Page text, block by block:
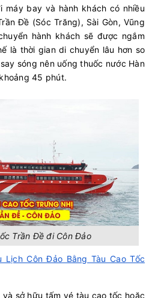
máy bay và hành khách có nhiều
Đề (Sóc Trăng), Sài Gòn, Vũng
hành khách sẽ được ngắm
là thời gian di chuyển lâu hơn so
sóng nên uống thuốc nước Hàn
khoảng 45 phút.
Trần Đề đi Côn Đảo
Lịch Côn Đảo Bằng Tàu Cao Tốc
sở hữu tấm vé tàu cao tốc hoặc